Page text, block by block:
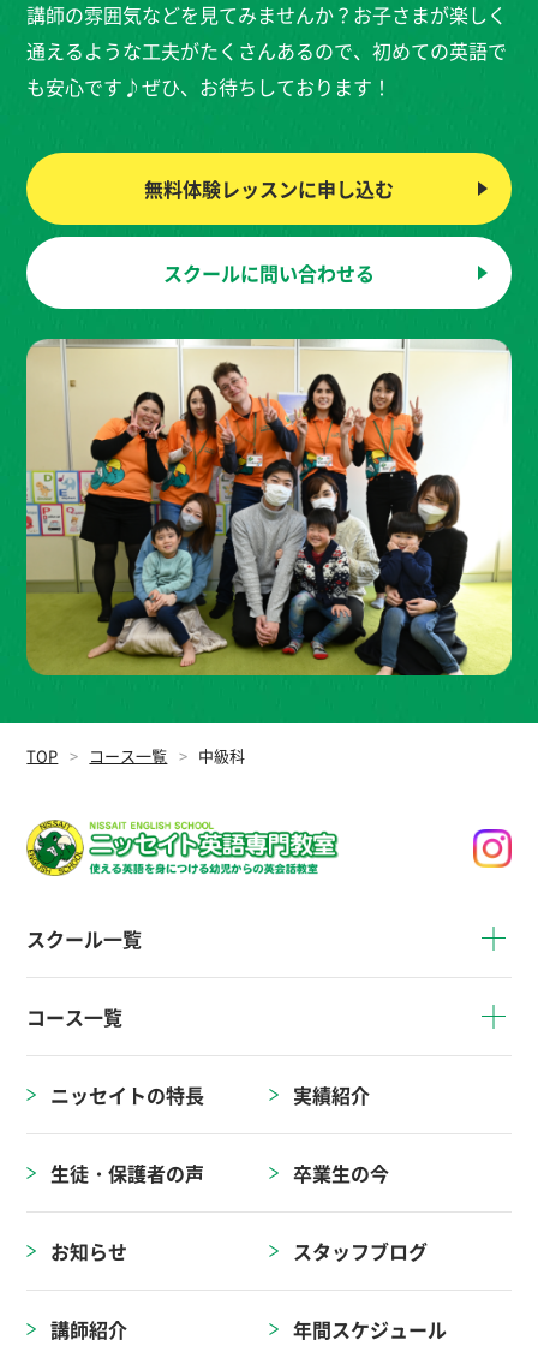
講師の雰囲気などを見てみませんか？お子さまが楽しく
通えるような工夫がたくさんあるので、初めての英語で
も安心です♪ぜひ、お待ちしております！
無料体験レッスンに申し込む
スクールに問い合わせる
TOP コース一覧 中級科
スクール一覧
コース一覧
ニッセイトの特長 実績紹介
生徒・保護者の声 卒業生の今
お知らせ スタッフブログ
講師紹介 年間スケジュール